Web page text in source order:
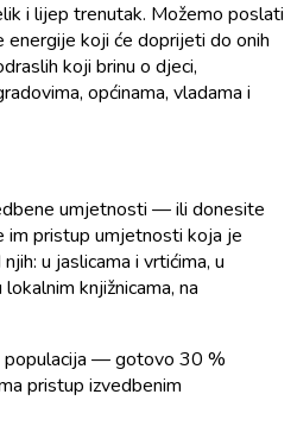
i lijep trenutak. Možemo poslati
koji će doprijeti do onih
koji brinu o djeci,
općinama, vladama i
umjetnosti — ili donesite
im pristup umjetnosti koja je
u jaslicama i vrtićima, u
knjižnicama, na
populacija — gotovo 30 %
pristup izvedbenim